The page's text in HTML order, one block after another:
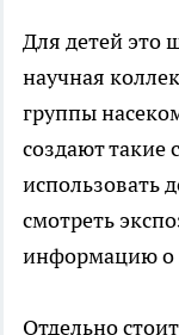
Для детей это
научная
группы
создают такие
использовать
смотреть
информацию о
Отдельно